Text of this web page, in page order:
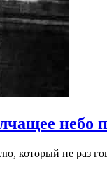
небо
не раз